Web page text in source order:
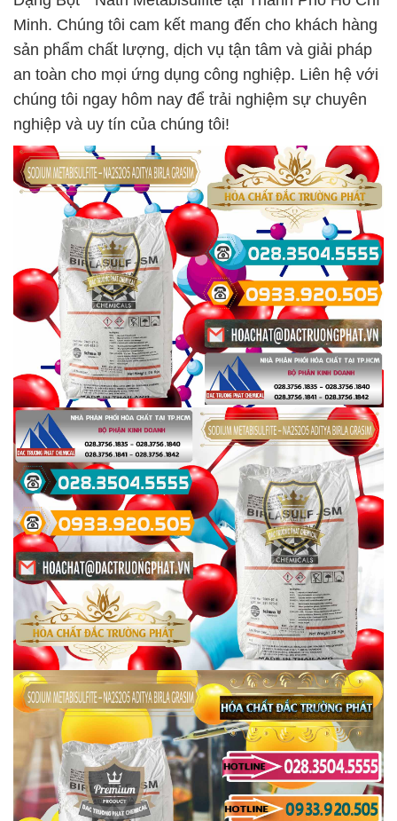
Minh. Chúng tôi cam kết mang đến cho khách hàng
sản phẩm chất lượng, dịch vụ tận tâm và giải pháp
an toàn cho mọi ứng dụng công nghiệp. Liên hệ với
chúng tôi ngay hôm nay để trải nghiệm sự chuyên
nghiệp và uy tín của chúng tôi!